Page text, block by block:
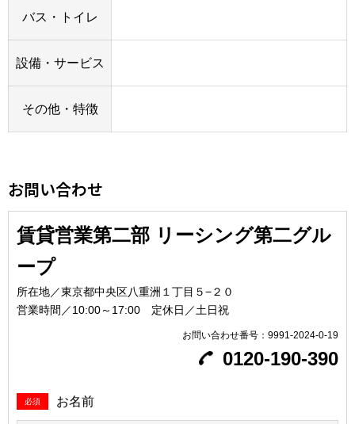
バス・トイレ
設備・サービス
その他・特徴
お問い合わせ
賃貸営業第二部 リーシング第二グル
ープ
所在地／東京都中央区八重洲１丁目５−２０
営業時間／10:00～17:00
定休日／土日祝
お問い合わせ番号：9991-2024-0-19
0120-190-390
必須 お名前